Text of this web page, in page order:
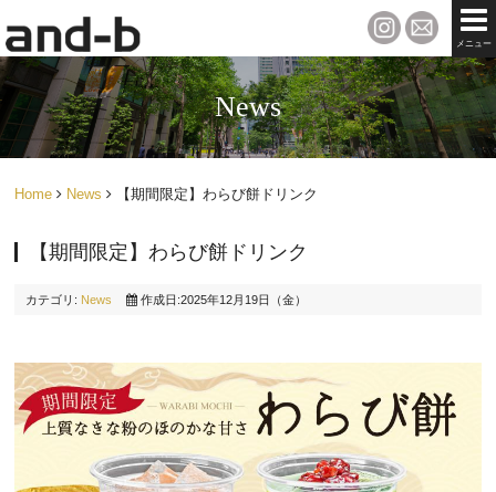
メニュー
News
Home News 【期間限定】わらび餅ドリンク
【期間限定】わらび餅ドリンク
カテゴリ: News 作成日:2025年12月19日（金）